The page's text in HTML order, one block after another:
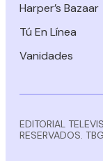
Harper’s Bazaar
Tú En Línea
Vanidades
EDITORIAL
RESERVADOS.